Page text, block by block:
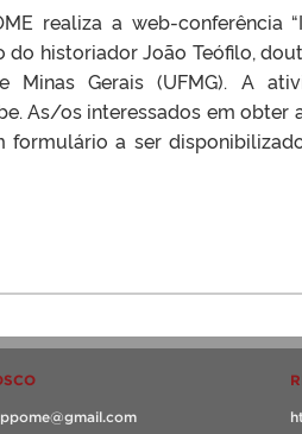
realiza a web-conferência
do historiador João Teófilo,
Minas Gerais (UFMG). A
As/os interessados em obter
formulário a ser